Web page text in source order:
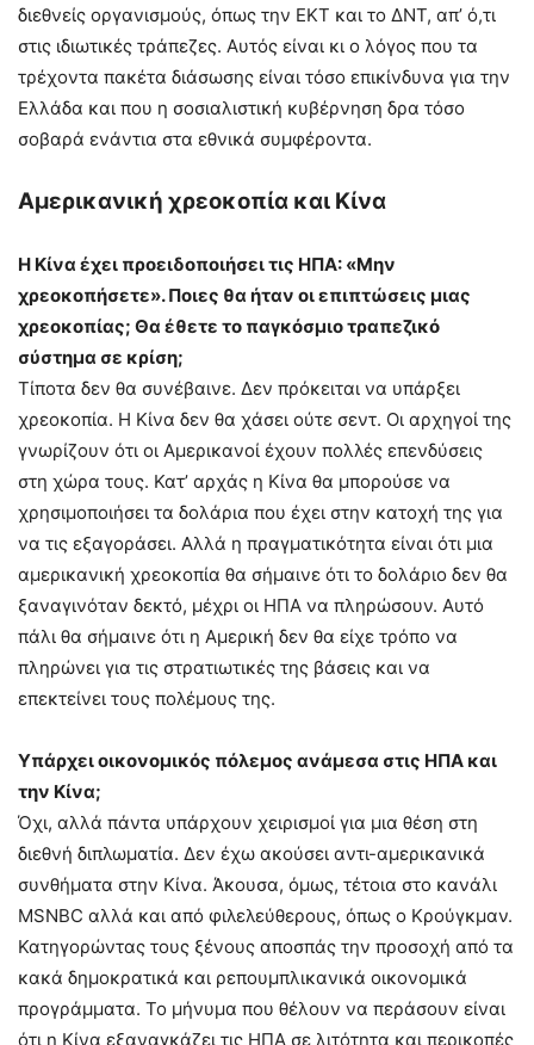
διεθνείς οργανισμούς, όπως την ΕΚΤ και το ΔΝΤ, απ’ ό,τι
στις ιδιωτικές τράπεζες. Αυτός είναι κι ο λόγος που τα
τρέχοντα πακέτα διάσωσης είναι τόσο επικίνδυνα για την
Ελλάδα και που η σοσιαλιστική κυβέρνηση δρα τόσο
σοβαρά ενάντια στα εθνικά συμφέροντα.
Αμερικανική χρεοκοπία και Κίνα
Η Κίνα έχει προειδοποιήσει τις ΗΠΑ: «Μην
χρεοκοπήσετε». Ποιες θα ήταν οι επιπτώσεις μιας
χρεοκοπίας; Θα έθετε το παγκόσμιο τραπεζικό
σύστημα σε κρίση;
Τίποτα δεν θα συνέβαινε. Δεν πρόκειται να υπάρξει
χρεοκοπία. Η Κίνα δεν θα χάσει ούτε σεντ. Οι αρχηγοί της
γνωρίζουν ότι οι Αμερικανοί έχουν πολλές επενδύσεις
στη χώρα τους. Κατ’ αρχάς η Κίνα θα μπορούσε να
χρησιμοποιήσει τα δολάρια που έχει στην κατοχή της για
να τις εξαγοράσει. Αλλά η πραγματικότητα είναι ότι μια
αμερικανική χρεοκοπία θα σήμαινε ότι το δολάριο δεν θα
ξαναγινόταν δεκτό, μέχρι οι ΗΠΑ να πληρώσουν. Αυτό
πάλι θα σήμαινε ότι η Αμερική δεν θα είχε τρόπο να
πληρώνει για τις στρατιωτικές της βάσεις και να
επεκτείνει τους πολέμους της.
Υπάρχει οικονομικός πόλεμος ανάμεσα στις ΗΠΑ και
την Κίνα;
Όχι, αλλά πάντα υπάρχουν χειρισμοί για μια θέση στη
διεθνή διπλωματία. Δεν έχω ακούσει αντι-αμερικανικά
συνθήματα στην Κίνα. Άκουσα, όμως, τέτοια στο κανάλι
MSNBC αλλά και από φιλελεύθερους, όπως ο Κρούγκμαν.
Κατηγορώντας τους ξένους αποσπάς την προσοχή από τα
κακά δημοκρατικά και ρεπουμπλικανικά οικονομικά
προγράμματα. Το μήνυμα που θέλουν να περάσουν είναι
ότι η Κίνα εξαναγκάζει τις ΗΠΑ σε λιτότητα και περικοπές